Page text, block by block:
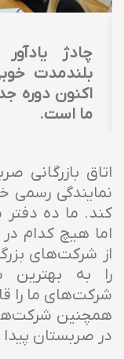
چادژ
بلندمدت
اکنون دوره
ما است.
اتاق بازرگانی
نمایندگی رسمی
کند. ما ده دفتر
اما هیچ کدام در
از شرکت‌های
را به
شرکت‌های ما را
همچنین
در صربستان پیدا